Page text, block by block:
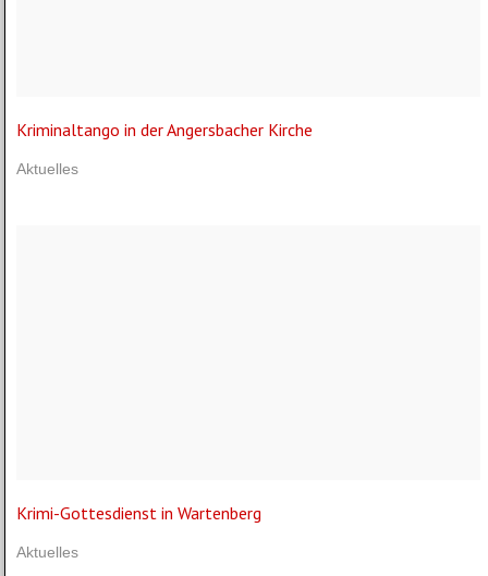
Kriminaltango in der Angersbacher Kirche
Aktuelles
Krimi-Gottesdienst in Wartenberg
Aktuelles